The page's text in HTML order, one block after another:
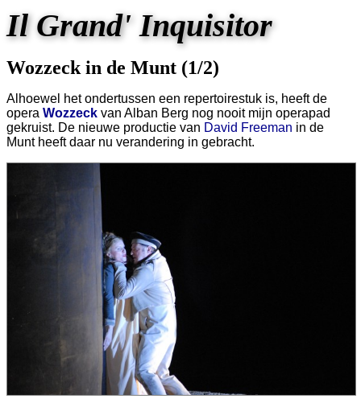
Il Grand' Inquisitor
Wozzeck in de Munt (1/2)
Alhoewel het ondertussen een repertoirestuk is, heeft de
opera Wozzeck van Alban Berg nog nooit mijn operapad
gekruist. De nieuwe productie van David Freeman in de
Munt heeft daar nu verandering in gebracht.